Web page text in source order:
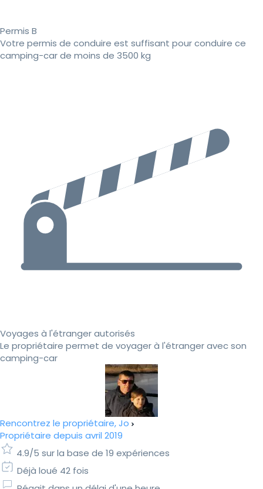
Permis B
Votre permis de conduire est suffisant pour conduire ce
camping-car de moins de 3500 kg
Voyages à l'étranger autorisés
Le propriétaire permet de voyager à l'étranger avec son
camping-car
Rencontrez le propriétaire, Jo
Propriétaire depuis avril 2019
4.9/5 sur la base de 19 expériences
Déjà loué 42 fois